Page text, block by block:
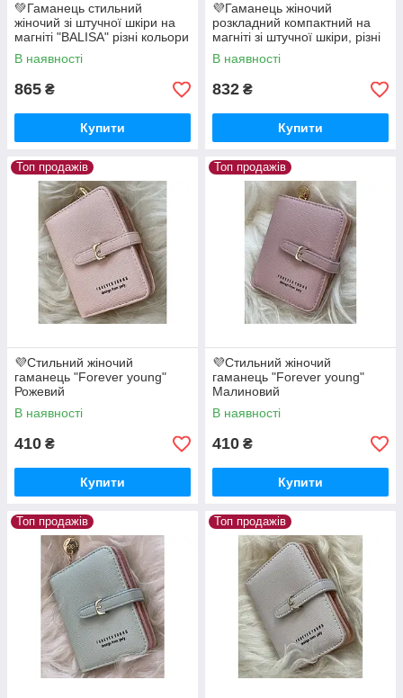
💚Гаманець стильний
жіночий зі штучної шкіри на
магніті "BALISA" різні кольори
В наявності
865 ₴
Купити
💜Гаманець жіночий
розкладний компактний на
магніті зі штучної шкіри, різні
кольори
В наявності
832 ₴
Купити
Топ продажів
💜Стильний жіночий
гаманець "Forever young"
Рожевий
В наявності
410 ₴
Купити
Топ продажів
💜Стильний жіночий
гаманець "Forever young"
Малиновий
В наявності
410 ₴
Купити
Топ продажів Топ продажів